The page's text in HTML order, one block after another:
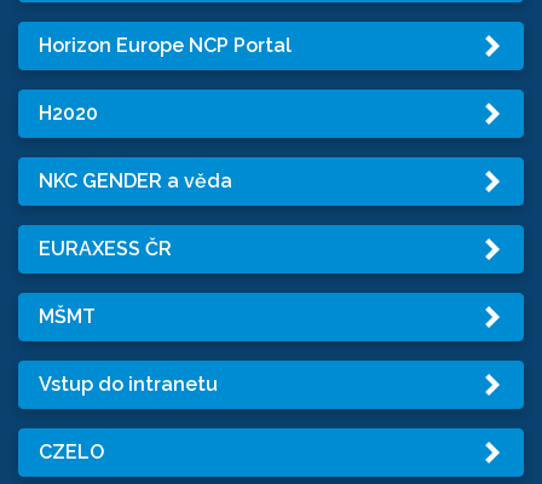
Horizon Europe NCP Portal
H2020
NKC GENDER a věda
EURAXESS ČR
MŠMT
Vstup do intranetu
CZELO